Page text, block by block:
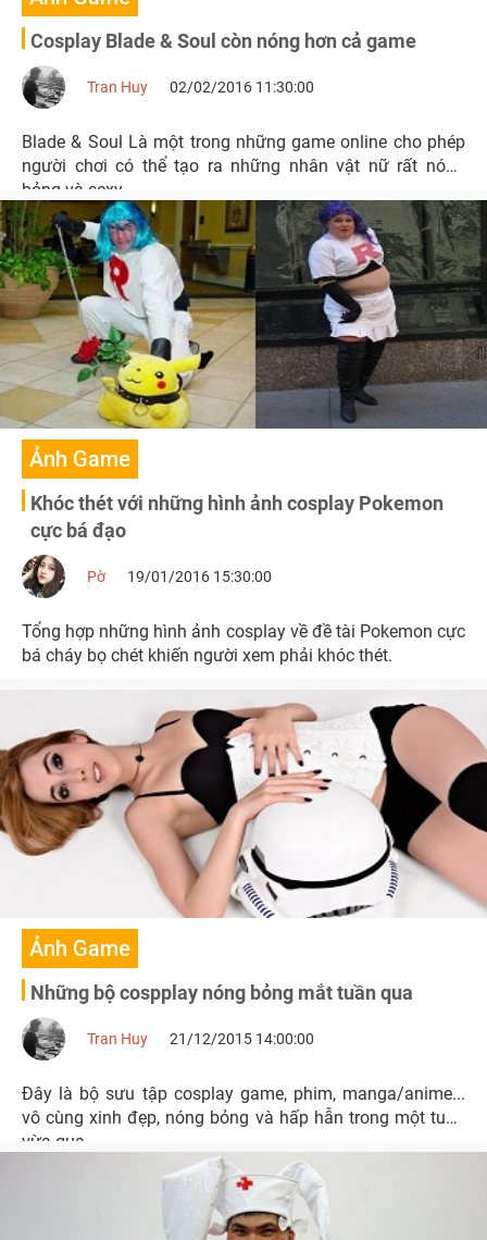
Cosplay Blade & Soul còn nóng hơn cả game
Tran Huy 02/02/2016 11:30:00
Blade & Soul Là một trong những game online cho phép
người chơi có thể tạo ra những nhân vật nữ rất nóng
bỏng và sexy.
Ảnh Game
Khóc thét với những hình ảnh cosplay Pokemon
cực bá đạo
Pờ 19/01/2016 15:30:00
Tổng hợp những hình ảnh cosplay về đề tài Pokemon cực
bá cháy bọ chét khiến người xem phải khóc thét.
Ảnh Game
Những bộ cospplay nóng bỏng mắt tuần qua
Tran Huy 21/12/2015 14:00:00
Đây là bộ sưu tập cosplay game, phim, manga/anime...
vô cùng xinh đẹp, nóng bỏng và hấp hẫn trong một tuần
vừa qua.